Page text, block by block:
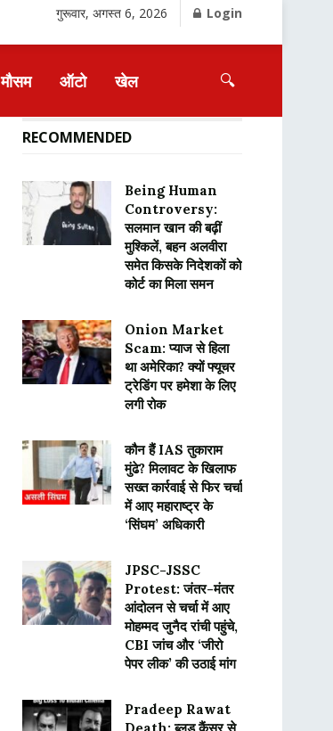
गुरूवार, अगस्त 6, 2026 Login
मौसम ऑटो खेल 🔍
RECOMMENDED
Being Human
Controversy:
सलमान खान की बढ़ीं
मुश्किलें, बहन अलवीरा
समेत किसके निदेशकों को
कोर्ट का मिला समन
Onion Market
Scam: प्याज से हिला
था अमेरिका? क्यों फ्यूचर
ट्रेडिंग पर हमेशा के लिए
लगी रोक
कौन हैं IAS तुकाराम
मुंढे? मिलावट के खिलाफ
सख्त कार्रवाई से फिर चर्चा
में आए महाराष्ट्र के
‘सिंघम’ अधिकारी
JPSC-JSSC
Protest: जंतर-मंतर
आंदोलन से चर्चा में आए
मोहम्मद जुनैद रांची पहुंचे,
CBI जांच और ‘जीरो
पेपर लीक’ की उठाई मांग
Pradeep Rawat